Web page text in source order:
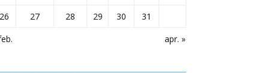
apr. »
27 28 29 30 31